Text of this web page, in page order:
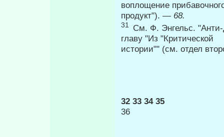
воплощение
продукт"). — 68.
31 См. Ф. Энгельс. "Анти-
главу "Из "Критической
истории"" (см. отдел
32 33 34 35
36